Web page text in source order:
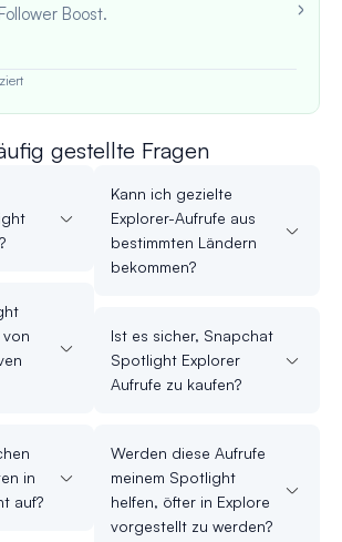
Boost.
gestellte Fragen
von
in
auf?
Kann ich gezielte
Explorer-Aufrufe aus
bestimmten Ländern
bekommen?
Ist es sicher, Snapchat
Spotlight Explorer
Aufrufe zu kaufen?
Werden diese Aufrufe
meinem Spotlight
helfen, öfter in Explore
vorgestellt zu werden?